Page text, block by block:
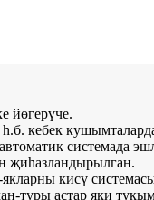
йөгерүче.
кебек
системада
җиһазландырылган.
кисү
туры астар яки